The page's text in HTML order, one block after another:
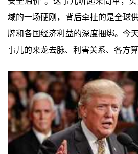
域的一场硬刚，背后牵扯的是全球
牌和各国经济利益的深度捆绑。今
事儿的来龙去脉、利害关系、各方